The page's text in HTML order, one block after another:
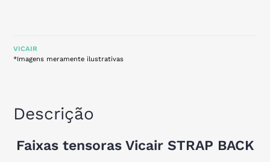
VICAIR
*Imagens meramente ilustrativas
Descrição
Faixas tensoras Vicair STRAP BACK